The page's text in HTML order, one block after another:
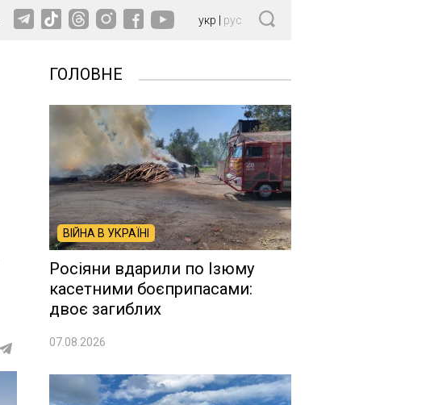
укр рус
ГОЛОВНЕ
ВІЙНА В УКРАЇНІ
Росіяни вдарили по Ізюму
касетними боєприпасами:
двоє загиблих
07.08.2026